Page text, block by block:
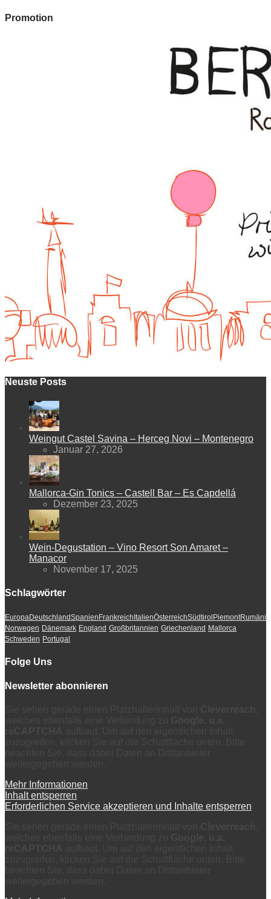
Promotion
Neuste Posts
Weingut Castel Savina – Herceg Novi – Montenegro
Januar 27, 2026
Mallorca-Gin Tonics – Castell Bar – Es Capdellá
Dezember 23, 2025
Wein-Degustation – Vino Resort Son Amaret –
Manacor
November 17, 2025
Schlagwörter
EuropaDeutschlandSpanien Frankreich ItalienÖsterreichSüdtirol Piemont
Norwegen Dänemark England Großbritannien Griechenland Mallorca
Schweden Portugal
Folge Uns
Newsletter abonnieren
Mehr Informationen
Inhalt entsperren
Erforderlichen Service akzeptieren und Inhalte entsperren